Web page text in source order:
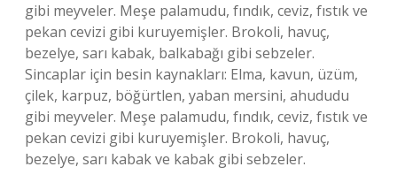
gibi meyveler. Meşe palamudu, fındık, ceviz, fıstık ve
pekan cevizi gibi kuruyemişler. Brokoli, havuç,
bezelye, sarı kabak, balkabağı gibi sebzeler.
Sincaplar için besin kaynakları: Elma, kavun, üzüm,
çilek, karpuz, böğürtlen, yaban mersini, ahududu
gibi meyveler. Meşe palamudu, fındık, ceviz, fıstık ve
pekan cevizi gibi kuruyemişler. Brokoli, havuç,
bezelye, sarı kabak ve kabak gibi sebzeler.